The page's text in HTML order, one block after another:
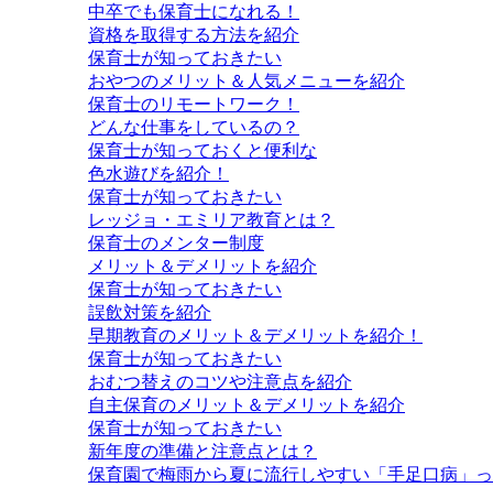
中卒でも保育士になれる！
資格を取得する方法を紹介
保育士が知っておきたい
おやつのメリット＆人気メニューを紹介
保育士のリモートワーク！
どんな仕事をしているの？
保育士が知っておくと便利な
色水遊びを紹介！
保育士が知っておきたい
レッジョ・エミリア教育とは？
保育士のメンター制度
メリット＆デメリットを紹介
保育士が知っておきたい
誤飲対策を紹介
早期教育のメリット＆デメリットを紹介！
保育士が知っておきたい
おむつ替えのコツや注意点を紹介
自主保育のメリット＆デメリットを紹介
保育士が知っておきたい
新年度の準備と注意点とは？
保育園で梅雨から夏に流行しやすい「手足口病」っ